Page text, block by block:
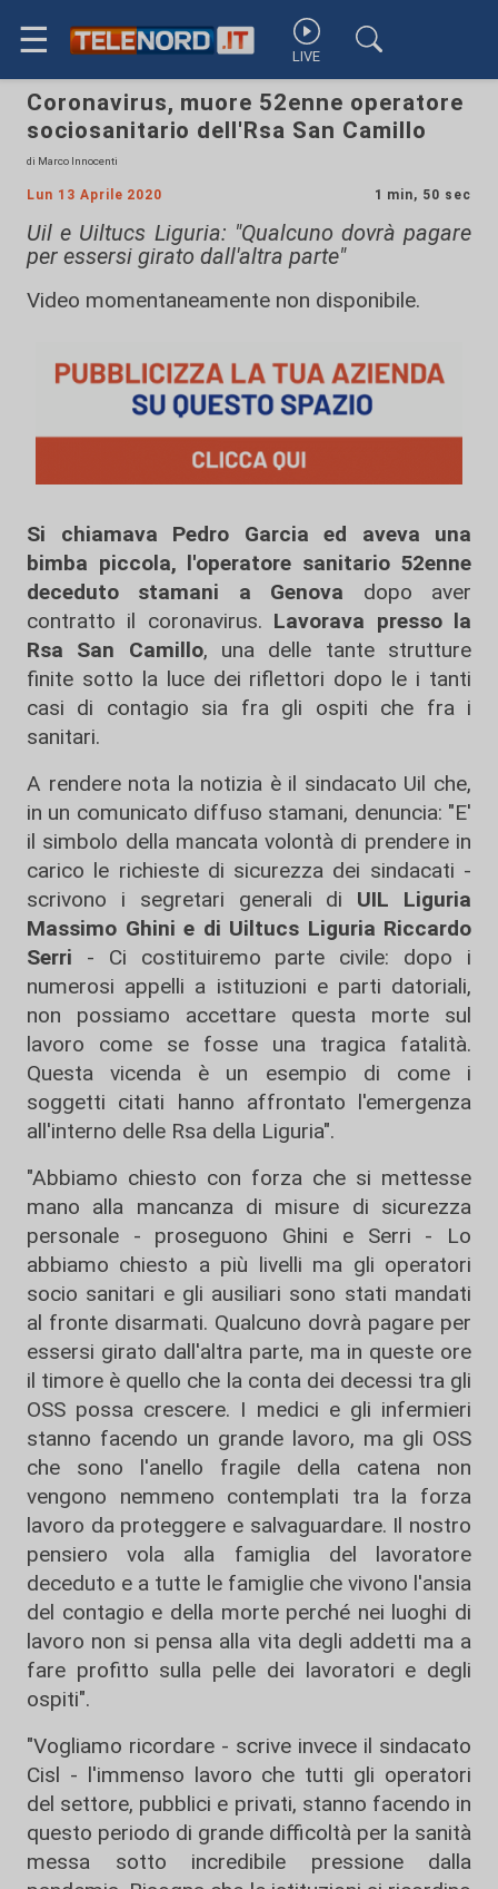
☰ LIVE
Coronavirus, muore 52enne operatore
sociosanitario dell'Rsa San Camillo
di Marco Innocenti
Lun 13 Aprile 2020 1 min, 50 sec
Uil e Uiltucs Liguria: "Qualcuno dovrà pagare
per essersi girato dall'altra parte"
Video momentaneamente non disponibile.
Si chiamava Pedro Garcia ed aveva una
bimba piccola, l'operatore sanitario 52enne
deceduto stamani a Genova dopo aver
contratto il coronavirus. Lavorava presso la
Rsa San Camillo, una delle tante strutture
finite sotto la luce dei riflettori dopo le i tanti
casi di contagio sia fra gli ospiti che fra i
sanitari.
A rendere nota la notizia è il sindacato Uil che,
in un comunicato diffuso stamani, denuncia: "E'
il simbolo della mancata volontà di prendere in
carico le richieste di sicurezza dei sindacati -
scrivono i segretari generali di UIL Liguria
Massimo Ghini e di Uiltucs Liguria Riccardo
Serri - Ci costituiremo parte civile: dopo i
numerosi appelli a istituzioni e parti datoriali,
non possiamo accettare questa morte sul
lavoro come se fosse una tragica fatalità.
Questa vicenda è un esempio di come i
soggetti citati hanno affrontato l'emergenza
all'interno delle Rsa della Liguria".
"Abbiamo chiesto con forza che si mettesse
mano alla mancanza di misure di sicurezza
personale - proseguono Ghini e Serri - Lo
abbiamo chiesto a più livelli ma gli operatori
socio sanitari e gli ausiliari sono stati mandati
al fronte disarmati. Qualcuno dovrà pagare per
essersi girato dall'altra parte, ma in queste ore
il timore è quello che la conta dei decessi tra gli
OSS possa crescere. I medici e gli infermieri
stanno facendo un grande lavoro, ma gli OSS
che sono l'anello fragile della catena non
vengono nemmeno contemplati tra la forza
lavoro da proteggere e salvaguardare. Il nostro
pensiero vola alla famiglia del lavoratore
deceduto e a tutte le famiglie che vivono l'ansia
del contagio e della morte perché nei luoghi di
lavoro non si pensa alla vita degli addetti ma a
fare profitto sulla pelle dei lavoratori e degli
ospiti".
"Vogliamo ricordare - scrive invece il sindacato
Cisl - l'immenso lavoro che tutti gli operatori
del settore, pubblici e privati, stanno facendo in
questo periodo di grande difficoltà per la sanità
messa sotto incredibile pressione dalla